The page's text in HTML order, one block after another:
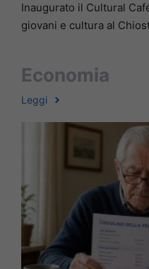
Inaugurato il Cultural
giovani e cultura al
Economia
Leggi